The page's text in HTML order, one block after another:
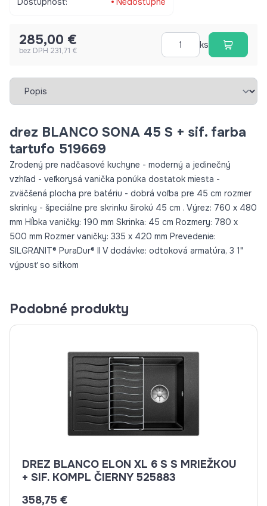
285,00 €
bez DPH 231,71 €
ks
Vybrať záložku
drez BLANCO SONA 45 S + sif. farba
tartufo 519669
Zrodený pre nadčasové kuchyne - moderný a jedinečný
vzhľad - veľkorysá vanička ponúka dostatok miesta -
zväčšená plocha pre batériu - dobrá voľba pre 45 cm rozmer
skrinky - špeciálne pre skrinku širokú 45 cm . Výrez: 760 x 480
mm Hĺbka vaničky: 190 mm Skrinka: 45 cm Rozmery: 780 x
500 mm Rozmer vaničky: 335 x 420 mm Prevedenie:
SILGRANIT® PuraDur® II V dodávke: odtoková armatúra, 3 1"
výpusť so sitkom
Podobné produkty
DREZ BLANCO ELON XL 6 S S MRIEŽKOU
+ SIF. KOMPL ČIERNY 525883
358,75 €